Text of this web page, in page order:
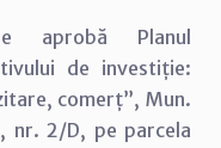
Planul
de investiție:
comerț”, Mun.
nr. 2/D, pe parcela